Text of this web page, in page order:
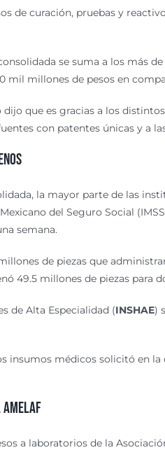
de curación, pruebas y
se suma a los más
millones de pesos en
que es gracias a los
con patentes únicas y a
la mayor parte de las
del Seguro Social
semana.
de piezas que
49.5 millones de piezas para
de Alta Especialidad (INSHAE)
insumos médicos solicitó en
a laboratorios de la